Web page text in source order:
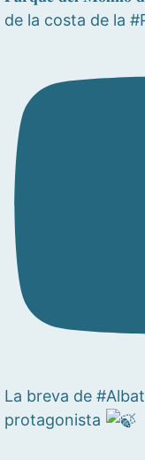
de la costa de la
La breva de
protagonista